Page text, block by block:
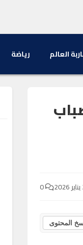
العالم رياضة
المحتوى